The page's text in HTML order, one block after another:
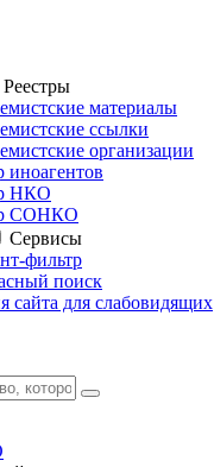
Реестры
материалы
ссылки
организации
иноагентов
НКО
СОНКО
Cервисы
фильтр
поиск
сайта для слабовидящих